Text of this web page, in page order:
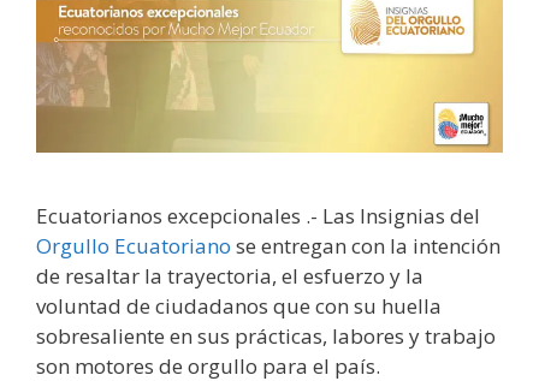
Ecuatorianos excepcionales .- Las Insignias del
Orgullo Ecuatoriano se entregan con la intención
de resaltar la trayectoria, el esfuerzo y la
voluntad de ciudadanos que con su huella
sobresaliente en sus prácticas, labores y trabajo
son motores de orgullo para el país.